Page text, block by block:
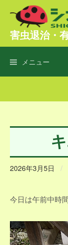
ン
へ
キ
害虫退治・
メニュー
2026年3月5日 /
今日は午前中時